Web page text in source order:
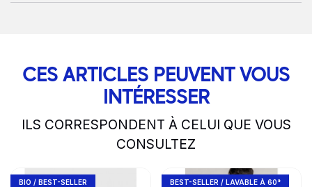
CES ARTICLES PEUVENT VOUS
INTÉRESSER
ILS CORRESPONDENT À CELUI QUE VOUS
CONSULTEZ
slide1 to 2of 5
BIO / BEST-SELLER
Go to product page BEST-SELLER / LAVABLE À 60°
Go to product page